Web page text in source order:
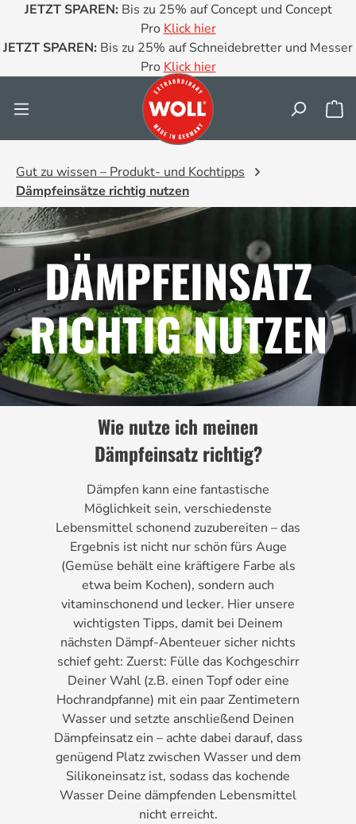
Zum Hauptinhalt springen
JETZT SPAREN: Bis zu 25% auf Concept und Concept
Pro Klick hier
JETZT SPAREN: Bis zu 25% auf Schneidebretter und Messer
Pro Klick hier
Gut zu wissen – Produkt- und Kochtipps
Dämpfeinsätze richtig nutzen
DÄMPFEINSATZ
RICHTIG NUTZEN
Wie nutze ich meinen
Dämpfeinsatz richtig?
Dämpfen kann eine fantastische
Möglichkeit sein, verschiedenste
Lebensmittel schonend zuzubereiten – das
Ergebnis ist nicht nur schön fürs Auge
(Gemüse behält eine kräftigere Farbe als
etwa beim Kochen), sondern auch
vitaminschonend und lecker. Hier unsere
wichtigsten Tipps, damit bei Deinem
nächsten Dämpf-Abenteuer sicher nichts
schief geht: Zuerst: Fülle das Kochgeschirr
Deiner Wahl (z.B. einen Topf oder eine
Hochrandpfanne) mit ein paar Zentimetern
Wasser und setzte anschließend Deinen
Dämpfeinsatz ein – achte dabei darauf, dass
genügend Platz zwischen Wasser und dem
Silikoneinsatz ist, sodass das kochende
Wasser Deine dämpfenden Lebensmittel
nicht erreicht.